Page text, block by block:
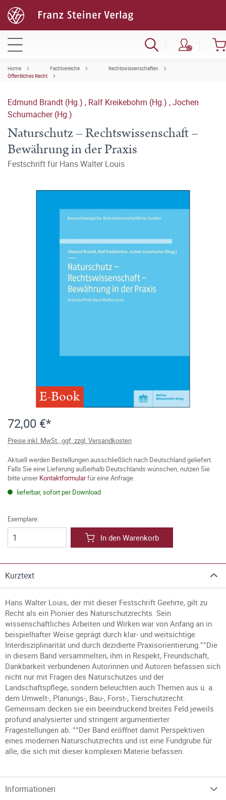
Home Fachbereiche
Rechtswissenschaften
Öffentliches Recht
Edmund Brandt (Hg.) , Ralf Kreikebohm (Hg.) ,Jochen
Schumacher (Hg.)
Naturschutz – Rechtswissenschaft –
Bewährung in der Praxis
Festschrift für Hans Walter Louis
E-Book
72,00 €*
Preise inkl. MwSt., ggf. zzgl. Versandkosten
Aktuell werden Bestellungen ausschließlich nach Deutschland geliefert.
Falls Sie eine Lieferung außerhalb Deutschlands wünschen, nutzen Sie
bitte unserKontaktformularfür eine Anfrage.
lieferbar, sofort per Download
Exemplare:
In den Warenkorb
Kurztext
Hans Walter Louis, der mit dieser Festschrift Geehrte, gilt zu
Recht als ein Pionier des Naturschutzrechts. Sein
wissenschaftliches Arbeiten und Wirken war von Anfang an in
beispielhafter Weise geprägt durch klar- und weitsichtige
Interdisziplinarität und durch dezidierte Praxisorientierung.°°Die
in diesem Band versammelten, ihm in Respekt, Freundschaft,
Dankbarkeit verbundenen Autorinnen und Autoren befassen sich
nicht nur mit Fragen des Naturschutzes und der
Landschaftspflege, sondern beleuchten auch Themen aus u. a.
dem Umwelt-, Planungs-, Bau-, Forst-, Tierschutzrecht.
Gemeinsam decken sie ein beeindruckend breites Feld jeweils
profund analysierter und stringent argumentierter
Fragestellungen ab. °°Der Band eröffnet damit Perspektiven
eines modernen Naturschutzrechts und ist eine Fundgrube für
alle, die sich mit dieser komplexen Materie befassen.
Informationen